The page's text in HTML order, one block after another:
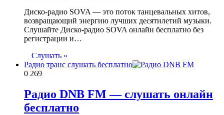
Диско-радио SOVA — это поток танцевальных хитов,
возвращающий энергию лучших десятилетий музыки.
Слушайте Диско-радио SOVA онлайн бесплатно без
регистрации и…
Слушать »
Радио транс слушать бесплатно
0 269
Радио DNB FM — слушать онлайн
бесплатно